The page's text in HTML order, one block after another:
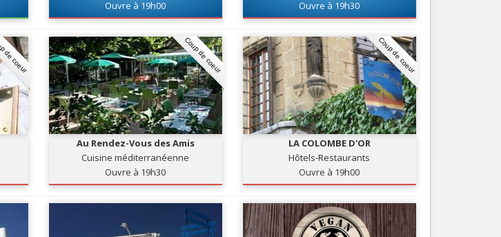
Ouvre à 19h00
Ouvre à 19h30
coeur Coup de coeur
Au Rendez-Vous des Amis
Cuisine méditerranéenne
Ouvre à 19h30
Coup de coeur
LA COLOMBE D'OR
Hôtels-Restaurants
Ouvre à 19h00